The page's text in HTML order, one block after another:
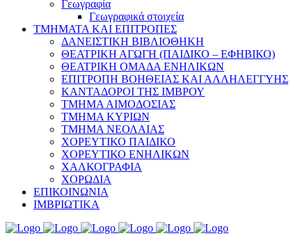
Γεωγραφία
Γεωγραφικά στοιχεία
ΤΜΗΜΑΤΑ ΚΑΙ ΕΠΙΤΡΟΠΕΣ
ΔΑΝΕΙΣΤΙΚΗ ΒΙΒΛΙΟΘΗΚΗ
ΘΕΑΤΡΙΚΗ ΑΓΩΓΗ (ΠΑΙΔΙΚΟ – ΕΦΗΒΙΚΟ)
ΘΕΑΤΡΙΚΗ ΟΜΑΔΑ ΕΝΗΛΙΚΩΝ
ΕΠΙΤΡΟΠΗ ΒΟΗΘΕΙΑΣ ΚΑΙ ΑΛΛΗΛΕΓΓΥΗΣ
ΚΑΝΤΑΔΟΡΟΙ ΤΗΣ ΙΜΒΡΟΥ
ΤΜΗΜΑ ΑΙΜΟΔΟΣΙΑΣ
ΤΜΗΜΑ ΚΥΡΙΩΝ
ΤΜΗΜΑ ΝΕΟΛΑΙΑΣ
ΧΟΡΕΥΤΙΚΟ ΠΑΙΔΙΚΟ
ΧΟΡΕΥΤΙΚΟ ΕΝΗΛΙΚΩΝ
ΧΑΛΚΟΓΡΑΦΙΑ
ΧΟΡΩΔΙΑ
ΕΠΙΚΟΙΝΩΝΙΑ
ΙΜΒΡΙΩΤΙΚΑ